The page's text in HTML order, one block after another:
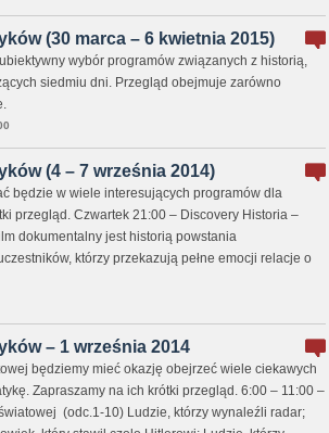
(30 marca – 6 kwietnia 2015)
wybór programów związanych z historią,
siedmiu dni. Przegląd obejmuje zarówno
(4 – 7 września 2014)
będzie w wiele interesujących programów dla
przegląd. Czwartek 21:00 – Discovery Historia –
dokumentalny jest historią powstania
którzy przekazują pełne emocji relacje o
– 1 września 2014
będziemy mieć okazję obejrzeć wiele ciekawych
Zapraszamy na ich krótki przegląd. 6:00 – 11:00 –
(odc.1-10) Ludzie, którzy wynaleźli radar;